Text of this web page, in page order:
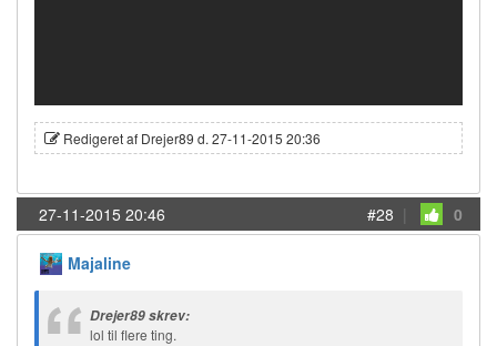
Redigeret af Drejer89 d. 27-11-2015 20:36
27-11-2015 20:46 #28 | 0
Majaline
Drejer89 skrev:
lol til flere ting.